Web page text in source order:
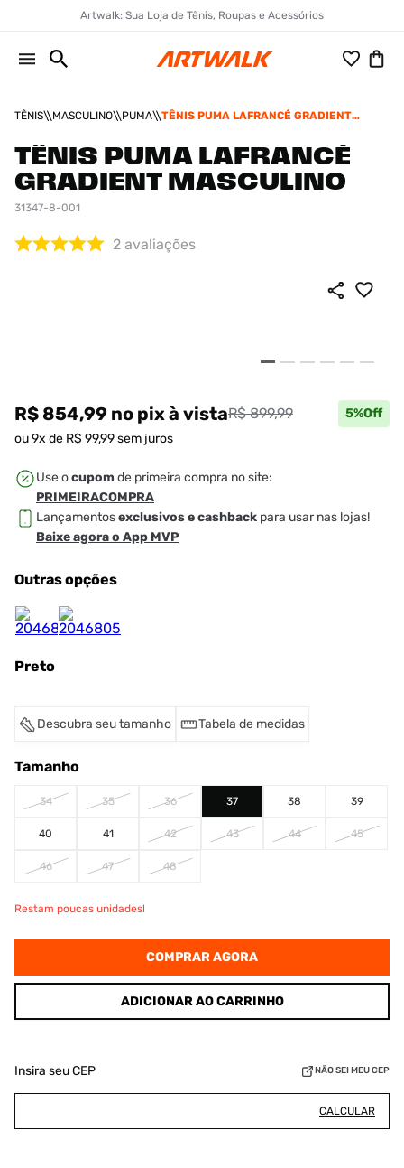
Artwalk: Sua Loja de Tênis, Roupas e Acessórios
TÊNIS MASCULINO PUMA
TÊNIS PUMA LAFRANCÉ GRADIENT
TÊNIS PUMA LAFRANCÉ
GRADIENT MASCULINO
31347-8-001
2 avaliações
R$ 854,99 no pixà vistaR$ 899,99 5%Off
ou9x de R$ 99,99sem juros
Use ocupom de primeira compra no site:
PRIMEIRACOMPRA
Lançamentosexclusivos e cashback para usar nas lojas!
Baixe agora o App MVP
Outras opções
Preto
Descubra seu tamanho Tabela de medidas
Tamanho
34 35 36 37 38 39
40 41 42 43 44 45
46 47 48
Restam poucas unidades!
COMPRAR AGORA
ADICIONAR AO CARRINHO
Insira seu CEP NÃO SEI MEU CEP
CALCULAR